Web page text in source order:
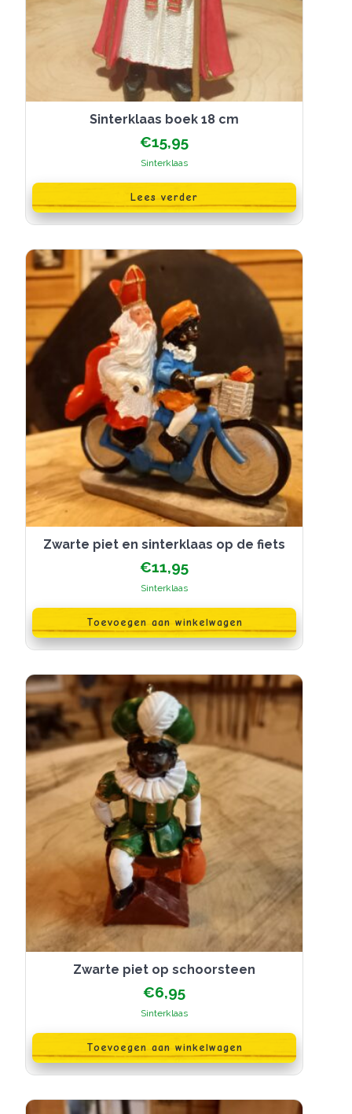
Sinterklaas boek 18 cm
€15,95
Sinterklaas
Lees verder
zwarte piet en sinterklaas op de fiets
€11,95
Sinterklaas
Toevoegen aan winkelwagen
Zwarte piet op schoorsteen
€6,95
Sinterklaas
Toevoegen aan winkelwagen